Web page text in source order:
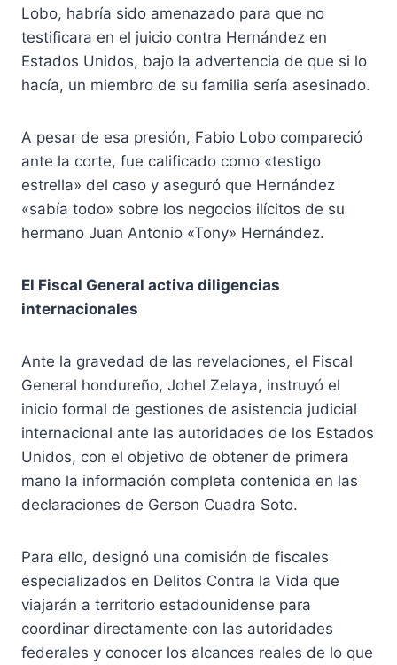
Lobo, habría sido amenazado para que no
testificara en el juicio contra Hernández en
Estados Unidos, bajo la advertencia de que si lo
hacía, un miembro de su familia sería asesinado.
A pesar de esa presión, Fabio Lobo compareció
ante la corte, fue calificado como «testigo
estrella» del caso y aseguró que Hernández
«sabía todo» sobre los negocios ilícitos de su
hermano Juan Antonio «Tony» Hernández.
El Fiscal General activa diligencias
internacionales
Ante la gravedad de las revelaciones, el Fiscal
General hondureño, Johel Zelaya, instruyó el
inicio formal de gestiones de asistencia judicial
internacional ante las autoridades de los Estados
Unidos, con el objetivo de obtener de primera
mano la información completa contenida en las
declaraciones de Gerson Cuadra Soto.
Para ello, designó una comisión de fiscales
especializados en Delitos Contra la Vida que
viajarán a territorio estadounidense para
coordinar directamente con las autoridades
federales y conocer los alcances reales de lo que